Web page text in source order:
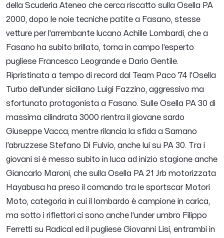
della Scuderia Ateneo che cerca riscatto sulla Osella PA
2000, dopo le noie tecniche patite a Fasano, stesse
vetture per l’arrembante lucano Achille Lombardi, che a
Fasano ha subito brillato, torna in campo l’esperto
pugliese Francesco Leogrande e Dario Gentile.
Ripristinata a tempo di record dal Team Paco 74 l’Osella
Turbo dell’under siciliano Luigi Fazzino, aggressivo ma
sfortunato protagonista a Fasano. Sulle Osella PA 30 di
massima cilindrata 3000 rientra il giovane sardo
Giuseppe Vacca, mentre rilancia la sfida a Sarnano
l’abruzzese Stefano Di Fulvio, anche lui su PA 30. Tra i
giovani si è messo subito in luca ad inizio stagione anche
Giancarlo Maroni, che sulla Osella PA 21 Jrb motorizzata
Hayabusa ha preso il comando tra le sportscar Motori
Moto, categoria in cui il lombardo è campione in carica,
ma sotto i riflettori ci sono anche l’under umbro Filippo
Ferretti su Radical ed il pugliese Giovanni Lisi, entrambi in